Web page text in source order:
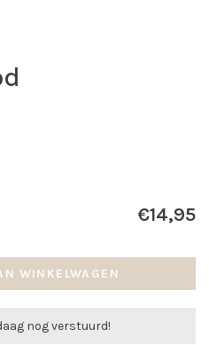
€14,95
WINKELWAGEN
nog verstuurd!